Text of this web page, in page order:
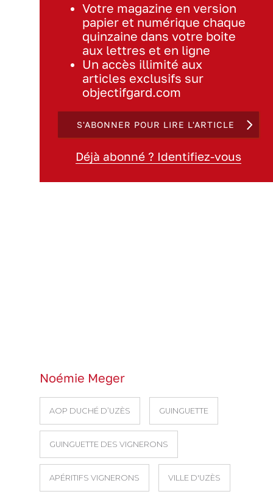
Votre magazine en version
papier et numérique chaque
quinzaine dans votre boite
aux lettres et en ligne
Un accès illimité aux
articles exclusifs sur
objectifgard.com
S'ABONNER POUR LIRE L'ARTICLE
Déjà abonné ? Identifiez-vous
Noémie Meger
AOP DUCHÉ D’UZÈS GUINGUETTE
GUINGUETTE DES VIGNERONS
APÉRITIFS VIGNERONS VILLE D'UZÈS